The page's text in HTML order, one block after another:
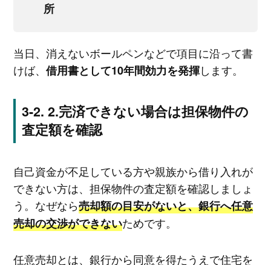
所
当日、消えないボールペンなどで項目に沿って書
けば、 借用書として10年間効力を発揮します。
2.完済できない場合は担保物件の
査定額を確認
自己資金が不足している方や親族から借り入れが
できない方は、担保物件の査定額を確認しましょ
う。なぜなら売却額の目安がないと、銀行へ任意
売却の交渉ができないためです。
任意売却とは、銀行から同意を得たうえで住宅を